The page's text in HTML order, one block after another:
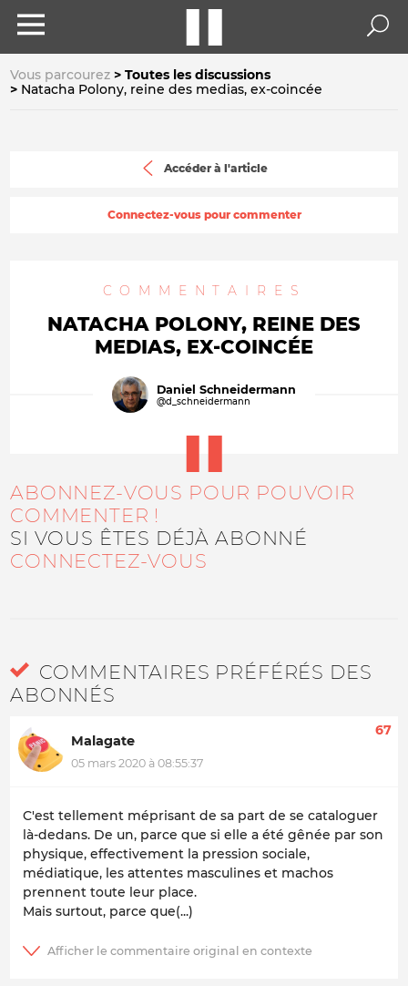
Vous parcourez
Toutes les discussions
Natacha Polony, reine des medias, ex-coincée
Accéder à l'article
Connectez-vous pour commenter
COMMENTAIRES
NATACHA POLONY, REINE DES
MEDIAS, EX-COINCÉE
Daniel Schneidermann
@d_schneidermann
ABONNEZ-VOUS POUR POUVOIR
COMMENTER !
SI VOUS ÊTES DÉJÀ ABONNÉ
CONNECTEZ-VOUS
COMMENTAIRES PRÉFÉRÉS DES
ABONNÉS
Malagate
05 mars 2020 à 08:55:37
67
C'est tellement méprisant de sa part de se cataloguer
là-dedans. De un, parce que si elle a été gênée par son
physique, effectivement la pression sociale,
médiatique, les attentes masculines et machos
prennent toute leur place.
Mais surtout, parce que(...)